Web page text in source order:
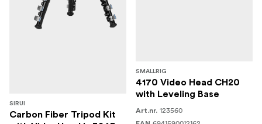
SIRUI
Carbon Fiber Tripod Kit
SMALLRIG
4170 Video Head CH20
with Leveling Base
Art.nr. 123560